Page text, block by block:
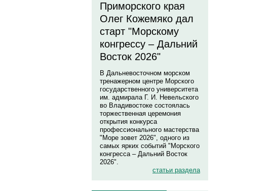
Приморского края
Олег Кожемяко дал
старт "Морскому
конгрессу – Дальний
Восток 2026"
В Дальневосточном морском
тренажерном центре Морского
государственного университета
им. адмирала Г. И. Невельского
во Владивостоке состоялась
торжественная церемония
открытия конкурса
профессионального мастерства
"Море зовет 2026", одного из
самых ярких событий "Морского
конгресса – Дальний Восток
2026".
статьи раздела